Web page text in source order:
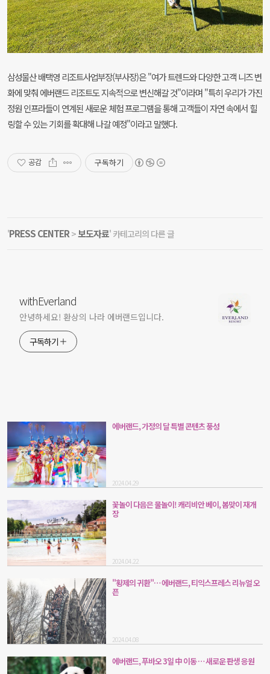
삼성물산 배택영 리조트사업부장(부사장)은 "여가 트렌드와 다양한 고객 니즈 변
화에 맞춰 에버랜드 리조트도 지속적으로 변신해갈 것"이라며 "특히 우리가 가진
정원 인프라들이 연계된 새로운 체험 프로그램을 통해 고객들이 자연 속에서 힐
링할 수 있는 기회를 확대해 나갈 예정"이라고 말했다.
공감 구독하기
'PRESS CENTER>보도자료' 카테고리의 다른 글
withEverland
안녕하세요! 환상의 나라 에버랜드입니다.
구독하기
에버랜드, 가정의 달 특별 콘텐츠 풍성
2024.04.29
꽃놀이 다음은 물놀이! 캐리비안 베이, 봄맞이 재개
장
2024.04.22
"황제의 귀환"… 에버랜드, 티익스프레스 리뉴얼 오
픈
2024.04.08
에버랜드, 푸바오 3일 中 이동 … 새로운 판생 응원